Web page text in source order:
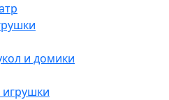
и домики